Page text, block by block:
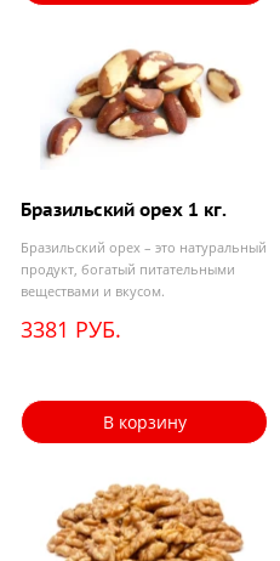
Бразильский орех 1 кг.
Бразильский орех – это натуральный
продукт, богатый питательными
веществами и вкусом.
3381 РУБ.
В корзину